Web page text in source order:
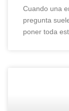
Cuando una
pregunta
poner toda